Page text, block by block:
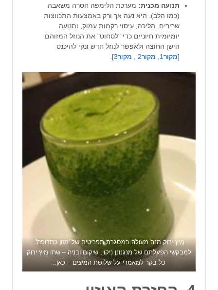
תנועה מכנית: מערכת הלימפה חסרה משאבה
(כמו הלב). היא נעה אך ורק באמצעות התכווצות
שרירים. הליכה, עיסוי רקמות עמוק, ותנועה
יומיומית חיוניים כדי "לסחוט" את הנוזל המזוהם
הישן החוצה ולאפשר לנוזל חדש ונקי להיכנס
[מקור1 מקור2 מקור3 ].
מיץ ירוק מנה מעולה במסגרת תפריטים של 'מזון כתרופה'.
למבקשי הפעלתם של מנגנונן ניקוי, שיקום ובניה – שתו מיץ ירוק
כל בקר למאמרי על שלושת המיצים – כאן..